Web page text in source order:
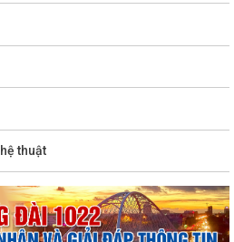
thuật